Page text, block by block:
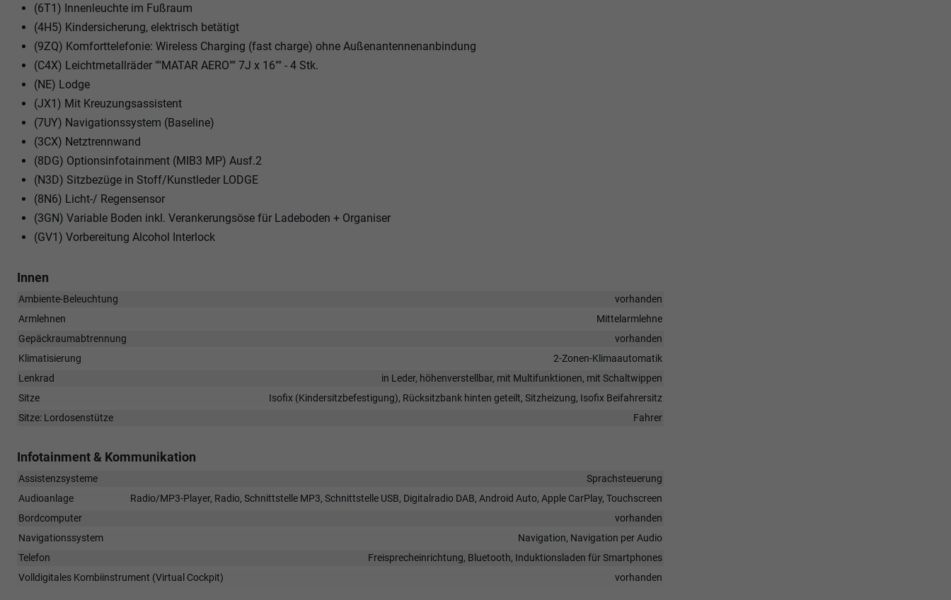
(6T1) Innenleuchte im Fußraum
(4H5) Kindersicherung, elektrisch betätigt
(9ZQ) Komforttelefonie: Wireless Charging (fast charge) ohne Außenantennenanbindung
(C4X) Leichtmetallräder ""MATAR AERO"" 7J x 16"" - 4 Stk.
(NE) Lodge
(JX1) Mit Kreuzungsassistent
(7UY) Navigationssystem (Baseline)
(3CX) Netztrennwand
(8DG) Optionsinfotainment (MIB3 MP) Ausf.2
(N3D) Sitzbezüge in Stoff/Kunstleder LODGE
(8N6) Licht-/ Regensensor
(3GN) Variable Boden inkl. Verankerungsöse für Ladeboden + Organiser
(GV1) Vorbereitung Alcohol Interlock
Innen
Ambiente-Beleuchtung
vorhanden
Armlehnen
Mittelarmlehne
Gepäckraumabtrennung
vorhanden
Klimatisierung
2-Zonen-Klimaautomatik
Lenkrad
in Leder, höhenverstellbar, mit Multifunktionen, mit Schaltwippen
Sitze
Isofix (Kindersitzbefestigung), Rücksitzbank hinten geteilt, Sitzheizung, Isofix Beifahrersitz
Sitze: Lordosenstütze
Fahrer
Infotainment & Kommunikation
Assistenzsysteme
Sprachsteuerung
Audioanlage
Radio/MP3-Player, Radio, Schnittstelle MP3, Schnittstelle USB, Digitalradio DAB, Android Auto, Apple CarPlay, Touchscreen
Bordcomputer
vorhanden
Navigationssystem
Navigation, Navigation per Audio
Telefon
Freisprecheinrichtung, Bluetooth, Induktionsladen für Smartphones
Volldigitales Kombiinstrument (Virtual Cockpit)
vorhanden